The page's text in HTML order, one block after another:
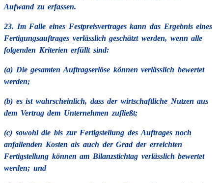
Aufwand zu erfassen.
23. Im Falle eines Festpreisvertrages kann das Ergebnis eines
Fertigungsauftrages verlässlich geschätzt werden, wenn alle
folgenden Kriterien erfüllt sind:
(a) Die gesamten Auftragserlöse können verlässlich bewertet
werden;
(b) es ist wahrscheinlich, dass der wirtschaftliche Nutzen aus
dem Vertrag dem Unternehmen zufließt;
(c) sowohl die bis zur Fertigstellung des Auftrages noch
anfallenden Kosten als auch der Grad der erreichten
Fertigstellung können am Bilanzstichtag verlässlich bewertet
werden; und